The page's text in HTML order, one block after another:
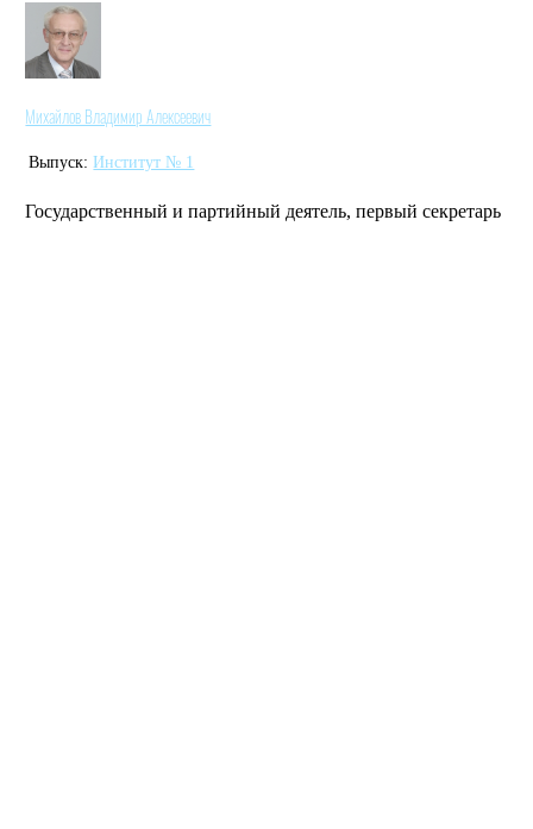
Михайлов Владимир Алексеевич
Выпуск: Институт № 1
Государственный и партийный деятель, первый секретарь